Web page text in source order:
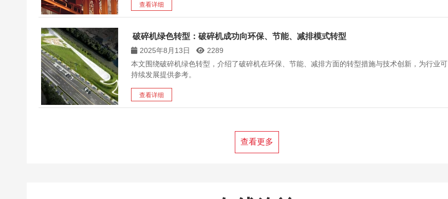
查看详细
破碎机绿色转型：破碎机成功向环保、节能、减排模式转型
2025年8月13日
2289
本文围绕破碎机绿色转型，介绍了破碎机在环保、节能、减排方面的转型措施与技术创新，为行业可
持续发展提供参考。
查看详细
查看更多